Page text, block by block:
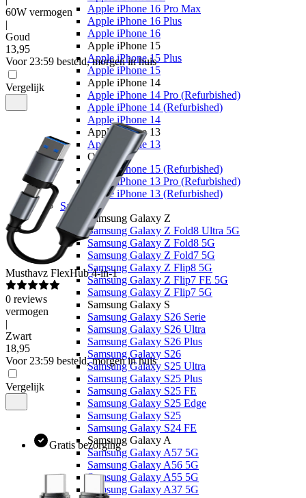
Apple iPhone 16 Pro Max
Apple iPhone 16 Plus
Apple iPhone 16
Apple iPhone 15
Apple iPhone 15 Plus
Apple iPhone 15
Apple iPhone 14
Apple iPhone 14 Pro (Refurbished)
Apple iPhone 14 (Refurbished)
Apple iPhone 14
Apple iPhone 13
Apple iPhone 13
Overige
Apple iPhone 15 (Refurbished)
Apple iPhone 13 Pro (Refurbished)
Apple iPhone 13 (Refurbished)
Samsung
Samsung Galaxy Z
Samsung Galaxy Z Fold8 Ultra 5G
Samsung Galaxy Z Fold8 5G
Samsung Galaxy Z Fold7 5G
Samsung Galaxy Z Flip8 5G
Samsung Galaxy Z Flip7 FE 5G
Samsung Galaxy Z Flip7 5G
Samsung Galaxy S
Samsung Galaxy S26 Serie
Samsung Galaxy S26 Ultra
Samsung Galaxy S26 Plus
Samsung Galaxy S26
Samsung Galaxy S25 Ultra
Samsung Galaxy S25 Plus
Samsung Galaxy S25 FE
Samsung Galaxy S25 Edge
Samsung Galaxy S25
Samsung Galaxy S24 FE
Samsung Galaxy A
Samsung Galaxy A57 5G
Samsung Galaxy A56 5G
Samsung Galaxy A55 5G
Samsung Galaxy A37 5G
60W vermogen
|
Goud
13,95
Voor 23:59 besteld, morgen in huis
Vergelijk
Musthavz FlexHub 4-in-1
0 reviews
vermogen
|
Zwart
18,95
Voor 23:59 besteld, morgen in huis
Vergelijk
Gratis bezorging